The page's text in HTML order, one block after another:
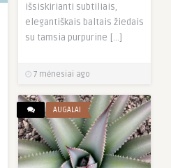
išsiskirianti subtiliais,
elegantiškais baltais žiedais
su tamsia purpurine […]
7 mėnesiai ago
AUGALAI